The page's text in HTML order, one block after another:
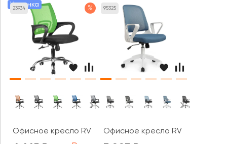
23934
Новинка %
Офисное кресло RV ЧЕЙР Бон / Bon (8085JE)
95325
Офисное кресло RV ЧЕЙР W-